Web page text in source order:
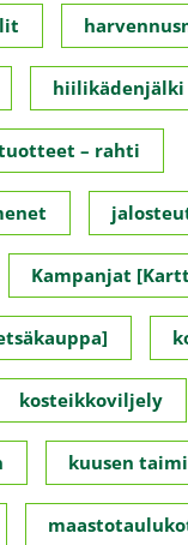
hiilikädenjälki
– rahti
Kampanjat
kosteikkoviljely
kuusen taimi